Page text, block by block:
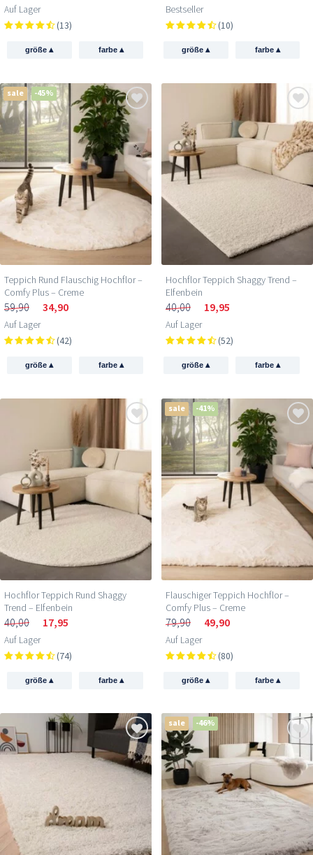
Auf Lager
(13)
größe▴ farbe ▴
Bestseller
(10)
größe▴ farbe ▴
sale -45%
Teppich Rund Flauschig Hochflor –
Comfy Plus – Creme
59,90 34,90
Auf Lager
(42)
größe▴ farbe ▴
Hochflor Teppich Shaggy Trend –
Elfenbein
40,00 19,95
Auf Lager
(52)
größe▴ farbe ▴
Hochflor Teppich Rund Shaggy
Trend – Elfenbein
40,00 17,95
Auf Lager
(74)
größe▴ farbe ▴
sale -41%
Flauschiger Teppich Hochflor –
Comfy Plus – Creme
79,90 49,90
Auf Lager
(80)
größe▴ farbe ▴
sale -46%